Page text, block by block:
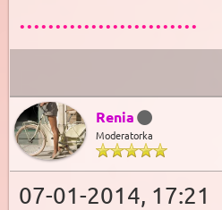
.........................
Renia
Moderatorka
07-01-2014, 17:21